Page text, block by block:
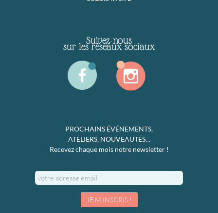
Suivez-nous
sur les réseaux sociaux
PROCHAINS ÉVÉNEMENTS,
ATELIERS, NOUVEAUTÉS…
Recevez chaque mois notre newsletter !